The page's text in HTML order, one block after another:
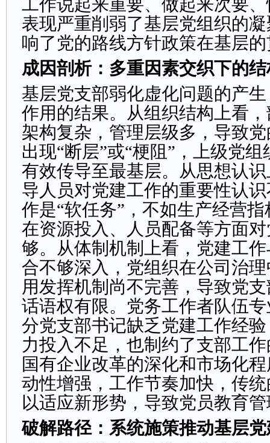
工作说起来重要、做起来次要
表现严重削弱了基层党组织的
响了党的路线方针政策在基层
成因剖析：多重因素交织下的
基层党支部弱化虚化问题的产
作用的结果。从组织结构上看
架构复杂，管理层级多，导致
出现“断层”或“梗阻”，上级党
有效传导至最基层。从思想认
导人员对党建工作的重要性认
作是“软任务”，不如生产经营
在资源投入、人员配备等方面
够。从体制机制上看，党建工
合不够深入，党组织在公司治
用发挥机制尚不完善，导致党
话语权有限。党务工作者队伍
分党支部书记缺乏党建工作经
力投入不足，也制约了支部工
国有企业改革的深化和市场化
动性增强，工作节奏加快，传
以适应新形势，导致党员教育
破解路径：系统施策推动基层